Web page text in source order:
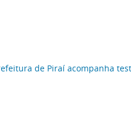
de Piraí acompanha